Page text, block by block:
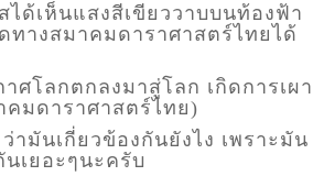
ด้เห็นแสงสีเขียววาบบนท้องฟ้า
างสมาคมดาราศาสตร์ไทยได้
โลกตกลงมาสู่โลก เกิดการเผา
มดาราศาสตร์ไทย)
มันเกี่ยวข้องกันยังไง เพราะมัน
เยอะๆนะครับ